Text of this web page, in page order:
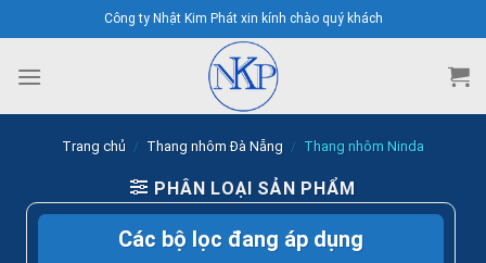
to
content
Công ty Nhật Kim Phát xin kính chào quý khách
Trang chủ / Thang nhôm Đà Nẵng / Thang nhôm Ninda
PHÂN LOẠI SẢN PHẨM
Các bộ lọc đang áp dụng